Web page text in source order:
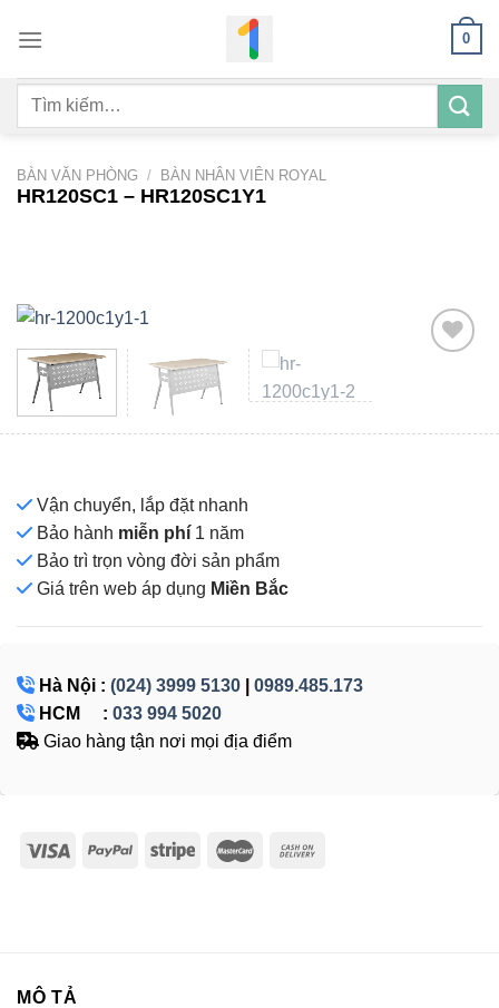
qua
dung
0
Tìm
BÀN VĂN PHÒNG / BÀN NHÂN VIÊN ROYAL
HR120SC1 – HR120SC1Y1
wishlist
Vận chuyển, lắp đặt nhanh
Bảo hành miễn phí 1 năm
Bảo trì trọn vòng đời sản phẩm
Giá trên web áp dụng Miền Bắc
Hà Nội : (024) 3999 5130
0989.485.173
HCM : 033 994 5020
Giao hàng tận nơi mọi địa điểm
MÔ TẢ